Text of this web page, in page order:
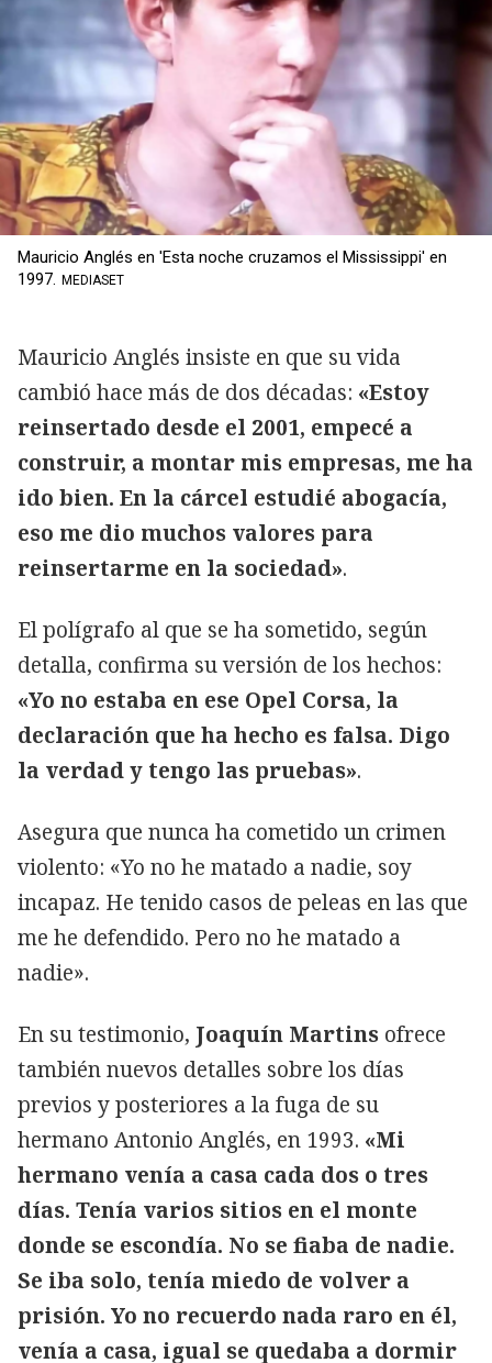
Mauricio Anglés en 'Esta noche cruzamos el Mississippi' en
1997. MEDIASET
Mauricio Anglés insiste en que su vida
cambió hace más de dos décadas: «Estoy
reinsertado desde el 2001, empecé a
construir, a montar mis empresas, me ha
ido bien. En la cárcel estudié abogacía,
eso me dio muchos valores para
reinsertarme en la sociedad».
El polígrafo al que se ha sometido, según
detalla, confirma su versión de los hechos:
«Yo no estaba en ese Opel Corsa, la
declaración que ha hecho es falsa. Digo
la verdad y tengo las pruebas».
Asegura que nunca ha cometido un crimen
violento: «Yo no he matado a nadie, soy
incapaz. He tenido casos de peleas en las que
me he defendido. Pero no he matado a
nadie».
En su testimonio, Joaquín Martins ofrece
también nuevos detalles sobre los días
previos y posteriores a la fuga de su
hermano Antonio Anglés, en 1993. «Mi
hermano venía a casa cada dos o tres
días. Tenía varios sitios en el monte
donde se escondía. No se fiaba de nadie.
Se iba solo, tenía miedo de volver a
prisión. Yo no recuerdo nada raro en él,
venía a casa, igual se quedaba a dormir